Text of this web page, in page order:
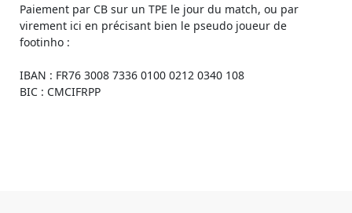
Paiement par CB sur un TPE le jour du match, ou par
virement ici en précisant bien le pseudo joueur de
footinho :
IBAN : FR76 3008 7336 0100 0212 0340 108
BIC : CMCIFRPP